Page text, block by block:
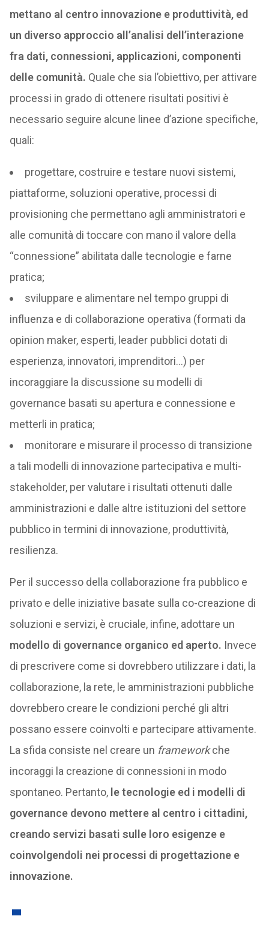
mettano al centro innovazione e produttività, ed
un diverso approccio all’analisi dell’interazione
fra dati, connessioni, applicazioni, componenti
delle comunità. Quale che sia l’obiettivo, per attivare
processi in grado di ottenere risultati positivi è
necessario seguire alcune linee d’azione specifiche,
quali:
progettare, costruire e testare nuovi sistemi,
piattaforme, soluzioni operative, processi di
provisioning che permettano agli amministratori e
alle comunità di toccare con mano il valore della
“connessione” abilitata dalle tecnologie e farne
pratica;
sviluppare e alimentare nel tempo gruppi di
influenza e di collaborazione operativa (formati da
opinion maker, esperti, leader pubblici dotati di
esperienza, innovatori, imprenditori…) per
incoraggiare la discussione su modelli di
governance basati su apertura e connessione e
metterli in pratica;
monitorare e misurare il processo di transizione
a tali modelli di innovazione partecipativa e multi-
stakeholder, per valutare i risultati ottenuti dalle
amministrazioni e dalle altre istituzioni del settore
pubblico in termini di innovazione, produttività,
resilienza.
Per il successo della collaborazione fra pubblico e
privato e delle iniziative basate sulla co-creazione di
soluzioni e servizi, è cruciale, infine, adottare un
modello di governance organico ed aperto. Invece
di prescrivere come si dovrebbero utilizzare i dati, la
collaborazione, la rete, le amministrazioni pubbliche
dovrebbero creare le condizioni perché gli altri
possano essere coinvolti e partecipare attivamente.
La sfida consiste nel creare un frameworkche
incoraggi la creazione di connessioni in modo
spontaneo. Pertanto,le tecnologie ed i modelli di
governance devono mettere al centro i cittadini,
creando servizi basati sulle loro esigenze e
coinvolgendoli nei processi di progettazione e
innovazione.